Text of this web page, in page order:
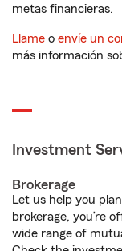
metas financieras.
Llame o envíe un
más información
Investment
Brokerage
Let us help you
brokerage, you’re
wide range of